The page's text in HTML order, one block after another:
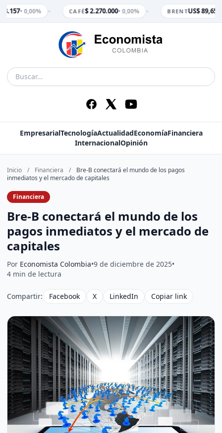
• 0,00% CAFÉ$ 2.270.000• 0,00% BRENTUS$ 89,65•
EmpresarialTecnologíaActualidadEconomíaFinanciera
InternacionalOpinión
Inicio / Financiera /
Bre-B conectará el mundo de los pagos
inmediatos y el mercado de capitales
Financiera
Bre-B conectará el mundo de los
pagos inmediatos y el mercado de
capitales
Por Economista Colombia•9 de diciembre de 2025•
4 min de lectura
Compartir: Facebook X LinkedIn Copiar link